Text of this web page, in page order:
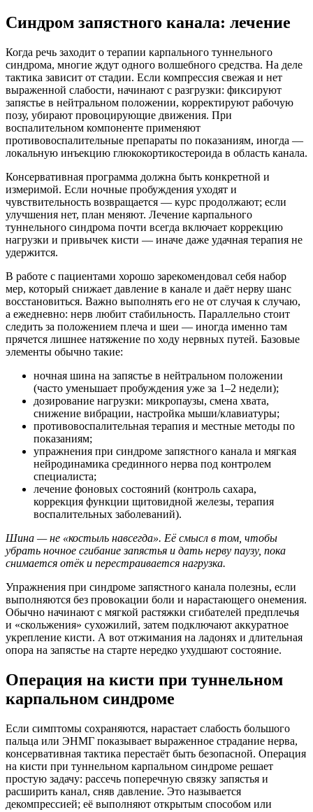
Синдром запястного канала: лечение
Когда речь заходит о терапии карпального туннельного
синдрома, многие ждут одного волшебного средства. На деле
тактика зависит от стадии. Если компрессия свежая и нет
выраженной слабости, начинают с разгрузки: фиксируют
запястье в нейтральном положении, корректируют рабочую
позу, убирают провоцирующие движения. При
воспалительном компоненте применяют
противовоспалительные препараты по показаниям, иногда —
локальную инъекцию глюкокортикостероида в область канала.
Консервативная программа должна быть конкретной и
измеримой. Если ночные пробуждения уходят и
чувствительность возвращается — курс продолжают; если
улучшения нет, план меняют. Лечение карпального
туннельного синдрома почти всегда включает коррекцию
нагрузки и привычек кисти — иначе даже удачная терапия не
удержится.
В работе с пациентами хорошо зарекомендовал себя набор
мер, который снижает давление в канале и даёт нерву шанс
восстановиться. Важно выполнять его не от случая к случаю,
а ежедневно: нерв любит стабильность. Параллельно стоит
следить за положением плеча и шеи — иногда именно там
прячется лишнее натяжение по ходу нервных путей. Базовые
элементы обычно такие:
ночная шина на запястье в нейтральном положении
(часто уменьшает пробуждения уже за 1–2 недели);
дозирование нагрузки: микропаузы, смена хвата,
снижение вибрации, настройка мыши/клавиатуры;
противовоспалительная терапия и местные методы по
показаниям;
упражнения при синдроме запястного канала и мягкая
нейродинамика срединного нерва под контролем
специалиста;
лечение фоновых состояний (контроль сахара,
коррекция функции щитовидной железы, терапия
воспалительных заболеваний).
Шина — не «костыль навсегда». Её смысл в том, чтобы
убрать ночное сгибание запястья и дать нерву паузу, пока
снимается отёк и перестраивается нагрузка.
Упражнения при синдроме запястного канала полезны, если
выполняются без провокации боли и нарастающего онемения.
Обычно начинают с мягкой растяжки сгибателей предплечья
и «скольжения» сухожилий, затем подключают аккуратное
укрепление кисти. А вот отжимания на ладонях и длительная
опора на запястье на старте нередко ухудшают состояние.
Операция на кисти при туннельном
карпальном синдроме
Если симптомы сохраняются, нарастает слабость большого
пальца или ЭНМГ показывает выраженное страдание нерва,
консервативная тактика перестаёт быть безопасной. Операция
на кисти при туннельном карпальном синдроме решает
простую задачу: рассечь поперечную связку запястья и
расширить канал, сняв давление. Это называется
декомпрессией; её выполняют открытым способом или